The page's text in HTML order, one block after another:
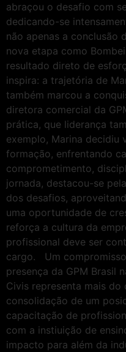
abraçou o desafio com
dedicando-se
não apenas a conclusão
nova etapa como
resultado direto de
inspira: a trajetória de
também marcou a
diretora comercial da
prática, que liderança
exemplo, Marina decidiu
formação, enfrentando
comprometimento,
jornada, destacou-se
dos desafios,
uma oportunidade de
reforça a cultura da
profissional deve ser
cargo. Um
presença da GPM Brasil
Civis representa mais do
consolidação de um
capacitação de
com a instiuição de
impacto para além da